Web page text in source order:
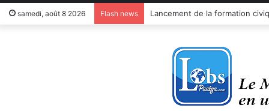
samedi, août 8 2026 Flash news